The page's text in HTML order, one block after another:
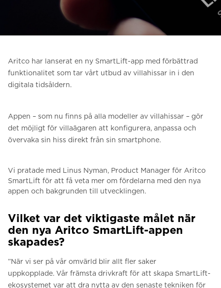
FAQ
Aritco har lanserat en ny SmartLift-app med förbättrad
funktionalitet som tar vårt utbud av villahissar in i den
digitala tidsåldern.
Appen – som nu finns på alla modeller av villahissar – gör
det möjligt för villaägaren att konfigurera, anpassa och
övervaka sin hiss direkt från sin smartphone.
Vi pratade med Linus Nyman, Product Manager för Aritco
SmartLift för att få veta mer om fördelarna med den nya
appen och bakgrunden till utvecklingen.
Vilket var det viktigaste målet när
den nya Aritco SmartLift-appen
skapades?
”När vi ser på vår omvärld blir allt fler saker
uppkopplade. Vår främsta drivkraft för att skapa SmartLift-
ekosystemet var att dra nytta av den senaste tekniken för